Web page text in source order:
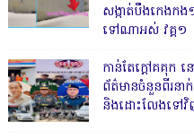
សង្កាត់បឹងកេងកង
ទៅណាអស់ វគ្គ១
កាន់តែក្តៅគគុក ន
ព័ត៌មានចំនួនពីរនា
និងដោះលែងទៅ